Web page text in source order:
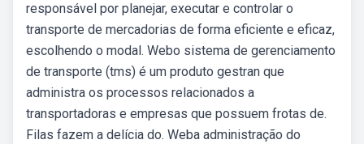
responsável por planejar, executar e controlar o
transporte de mercadorias de forma eficiente e eficaz,
escolhendo o modal. Webo sistema de gerenciamento
de transporte (tms) é um produto gestran que
administra os processos relacionados a
transportadoras e empresas que possuem frotas de.
Filas fazem a delícia do. Weba administração do